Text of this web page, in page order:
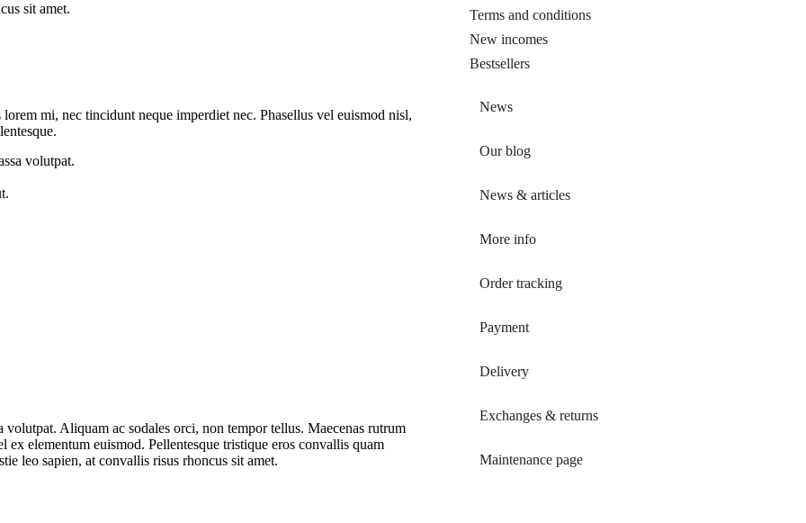
sit amet.
mi, nec tincidunt neque imperdiet nec. Phasellus vel euismod nisl,
volutpat.
volutpat. Aliquam ac sodales orci, non tempor tellus. Maecenas rutrum
elementum euismod. Pellentesque tristique eros convallis quam
leo sapien, at convallis risus rhoncus sit amet.
Terms and conditions
New incomes
Bestsellers
News
Our blog
News & articles
More info
Order tracking
Payment
Delivery
Exchanges & returns
Maintenance page